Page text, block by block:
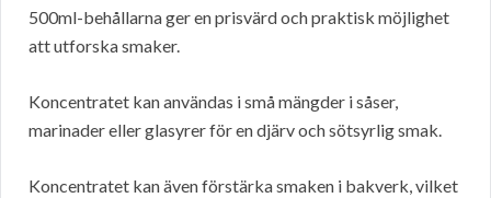
500ml-behållarna ger en prisvärd och praktisk möjlighet
att utforska smaker.
Koncentratet kan användas i små mängder i såser,
marinader eller glasyrer för en djärv och sötsyrlig smak.
Koncentratet kan även förstärka smaken i bakverk, vilket